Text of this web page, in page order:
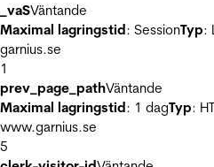
_vaSVäntande
Maximal lagringstid: SessionTyp:
garnius.se
1
prev_page_pathVäntande
Maximal lagringstid: 1 dagTyp:
www.garnius.se
5